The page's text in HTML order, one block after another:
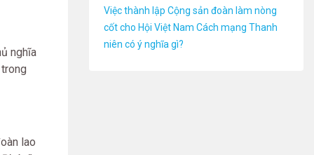
nghĩa
lao
Việc thành lập Cộng sản đoàn làm nòng
cốt cho Hội Việt Nam Cách mạng Thanh
niên có ý nghĩa gì?